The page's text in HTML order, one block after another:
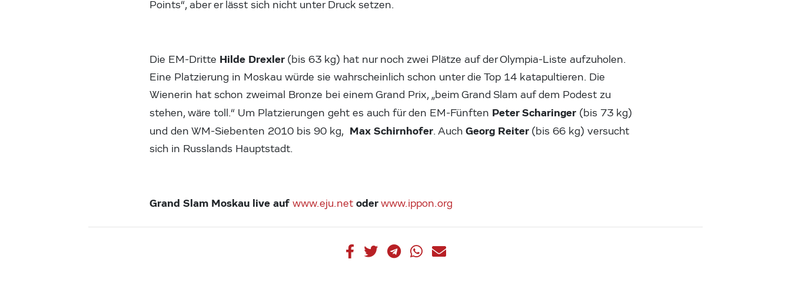
Points“, aber er lässt sich nicht unter Druck setzen.
Die EM-Dritte Hilde Drexler (bis 63 kg) hat nur noch zwei Plätze auf der Olympia-Liste aufzuholen.
Eine Platzierung in Moskau würde sie wahrscheinlich schon unter die Top 14 katapultieren. Die
Wienerin hat schon zweimal Bronze bei einem Grand Prix, „beim Grand Slam auf dem Podest zu
stehen, wäre toll.“ Um Platzierungen geht es auch für den EM-Fünften Peter Scharinger (bis 73 kg)
und den WM-Siebenten 2010 bis 90 kg, Max Schirnhofer. AuchGeorg Reiter (bis 66 kg) versucht
sich in Russlands Hauptstadt.
Grand Slam Moskau live aufwww.eju.net oderwww.ippon.org